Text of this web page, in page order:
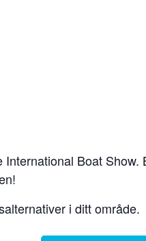
Boat
i ditt område.